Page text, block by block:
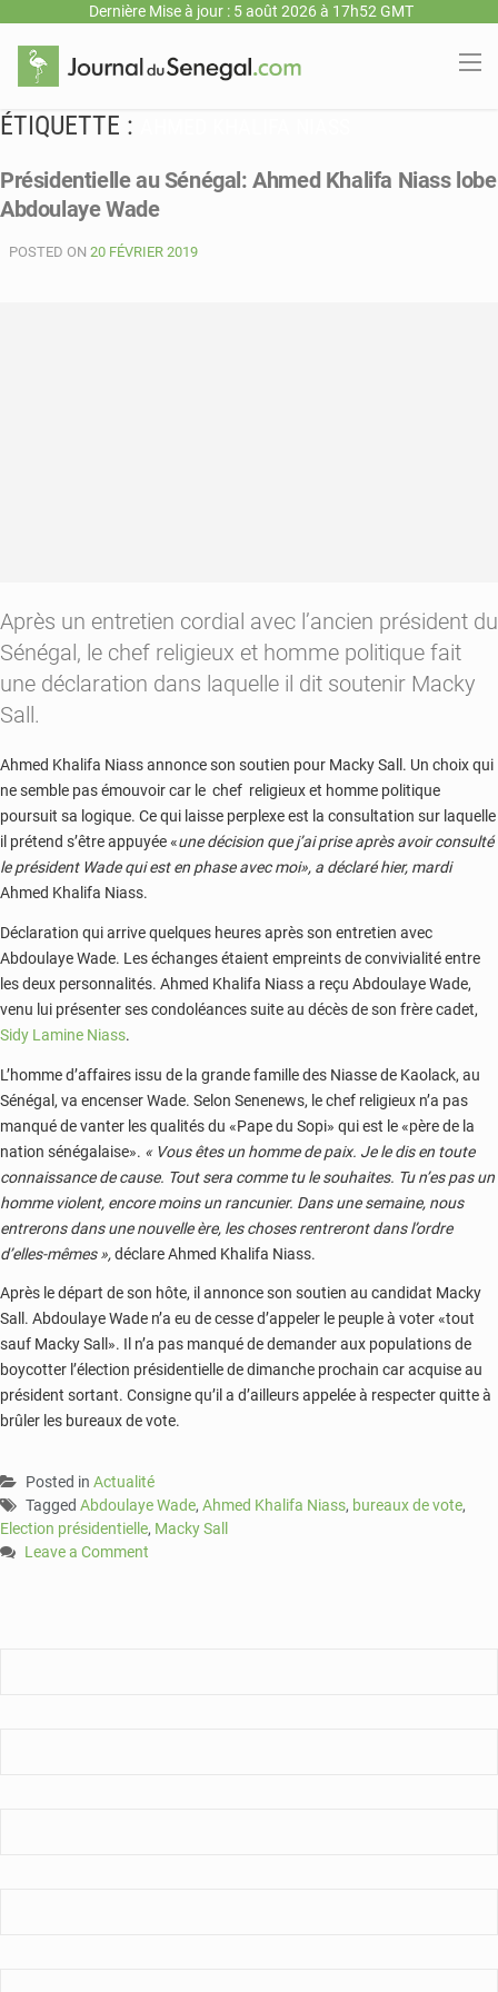
Dernière Mise à jour : 5 août 2026 à 17h52 GMT
ÉTIQUETTE :
Présidentielle au Sénégal: Ahmed Khalifa Niass lobe
Abdoulaye Wade
POSTED ON 20 FÉVRIER 2019
Après un entretien cordial avec l’ancien président du
Sénégal, le chef religieux et homme politique fait
une déclaration dans laquelle il dit soutenir Macky
Sall.
Ahmed Khalifa Niass annonce son soutien pour Macky Sall. Un choix qui
ne semble pas émouvoir car le chef religieux et homme politique
poursuit sa logique. Ce qui laisse perplexe est la consultation sur laquelle
il prétend s’être appuyée «une décision que j’ai prise après avoir consulté
le président Wade qui est en phase avec moi», a déclaré hier, mardi
Ahmed Khalifa Niass.
Déclaration qui arrive quelques heures après son entretien avec
Abdoulaye Wade. Les échanges étaient empreints de convivialité entre
les deux personnalités. Ahmed Khalifa Niass a reçu Abdoulaye Wade,
venu lui présenter ses condoléances suite au décès de son frère cadet,
Sidy Lamine Niass.
L’homme d’affaires issu de la grande famille des Niasse de Kaolack, au
Sénégal, va encenser Wade. Selon Senenews, le chef religieux n’a pas
manqué de vanter les qualités du «Pape du Sopi» qui est le «père de la
nation sénégalaise». « Vous êtes un homme de paix. Je le dis en toute
connaissance de cause. Tout sera comme tu le souhaites. Tu n’es pas un
homme violent, encore moins un rancunier. Dans une semaine, nous
entrerons dans une nouvelle ère, les choses rentreront dans l’ordre
d’elles-mêmes »,déclare Ahmed Khalifa Niass.
Après le départ de son hôte, il annonce son soutien au candidat Macky
Sall. Abdoulaye Wade n’a eu de cesse d’appeler le peuple à voter «tout
sauf Macky Sall». Il n’a pas manqué de demander aux populations de
boycotter l’élection présidentielle de dimanche prochain car acquise au
président sortant. Consigne qu’il a d’ailleurs appelée à respecter quitte à
brûler les bureaux de vote.
Posted in Actualité
Tagged Abdoulaye Wade, Ahmed Khalifa Niass, bureaux de vote,
Election présidentielle, Macky Sall
Leave a Comment